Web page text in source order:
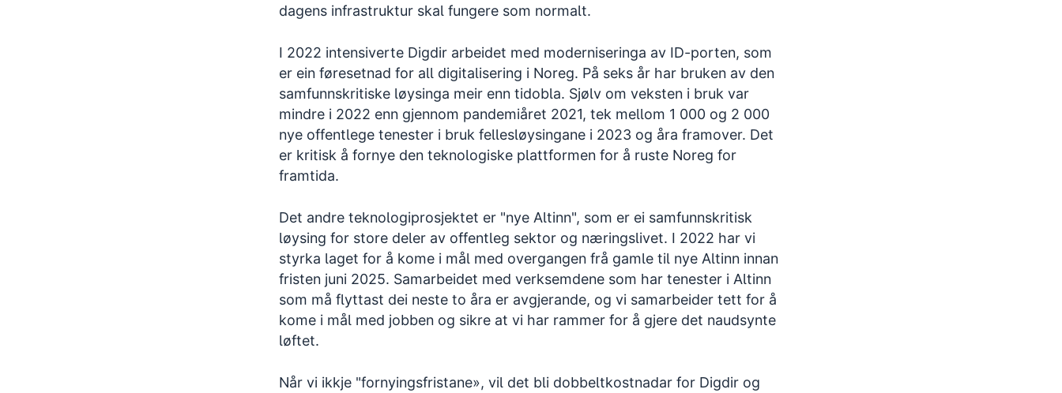
dagens infrastruktur skal fungere som normalt.
I 2022 intensiverte Digdir arbeidet med moderniseringa av ID-porten, som
er ein føresetnad for all digitalisering i Noreg. På seks år har bruken av den
samfunnskritiske løysinga meir enn tidobla. Sjølv om veksten i bruk var
mindre i 2022 enn gjennom pandemiåret 2021, tek mellom 1 000 og 2 000
nye offentlege tenester i bruk fellesløysingane i 2023 og åra framover. Det
er kritisk å fornye den teknologiske plattformen for å ruste Noreg for
framtida.
Det andre teknologiprosjektet er "nye Altinn", som er ei samfunnskritisk
løysing for store deler av offentleg sektor og næringslivet. I 2022 har vi
styrka laget for å kome i mål med overgangen frå gamle til nye Altinn innan
fristen juni 2025. Samarbeidet med verksemdene som har tenester i Altinn
som må flyttast dei neste to åra er avgjerande, og vi samarbeider tett for å
kome i mål med jobben og sikre at vi har rammer for å gjere det naudsynte
løftet.
Når vi ikkje "fornyingsfristane», vil det bli dobbeltkostnadar for Digdir og